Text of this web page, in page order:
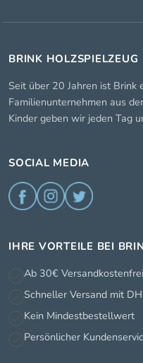
BRINK HOLZSPIELZEUG
Seit über 20 Jahren ist Brink
Familienunternehmen aus
Kinder geben wir jeden Tag
SOCIAL MEDIA
IHRE VORTEILE BEI
Ab 30€ Versandkostenfrei
Schneller Versand mit
Kein Mindestbestellwert
Persönlicher